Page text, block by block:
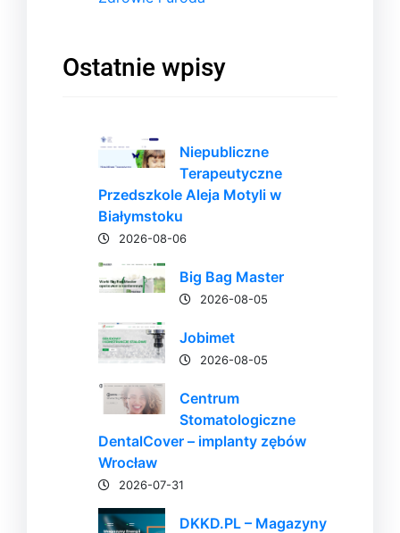
Ostatnie wpisy
Niepubliczne
Terapeutyczne
Przedszkole Aleja Motyli w
Białymstoku
2026-08-06
Big Bag Master
2026-08-05
Jobimet
2026-08-05
Centrum
Stomatologiczne
DentalCover – implanty zębów
Wrocław
2026-07-31
DKKD.PL – Magazyny